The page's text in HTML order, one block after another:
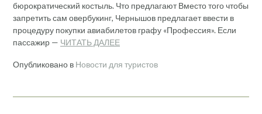
бюрократический костыль. Что предлагают Вместо того чтобы
запретить сам овербукинг, Чернышов предлагает ввести в
процедуру покупки авиабилетов графу «Профессия». Если
пассажир — ЧИТАТЬ ДАЛЕЕ
Опубликовано в Новости для туристов